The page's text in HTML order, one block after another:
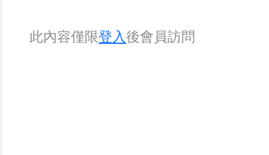
此內容僅限登入後會員訪問